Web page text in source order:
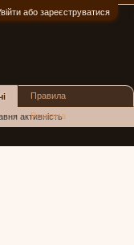
або зареєструватися
активність
Правила
Реклама